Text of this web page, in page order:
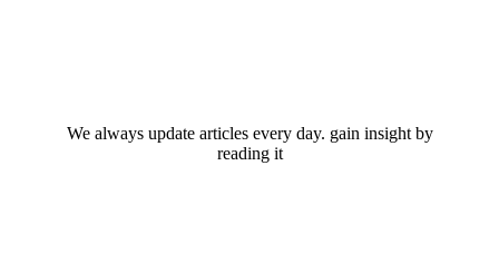
We always update articles every day. gain insight by
reading it